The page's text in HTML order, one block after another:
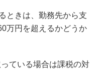
ときは、勤務先から支
万円を超えるかどうか
ている場合は課税の対